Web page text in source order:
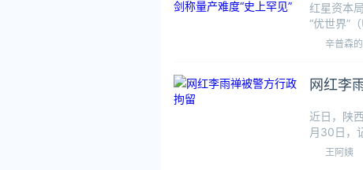
红星资本
“优世界”
辛普森
网红李
近日，陕
月30日，
调查，警
王阿姨